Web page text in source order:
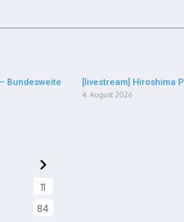
Bundesweite
[livestream] Hiroshima
4. August 2026
11
84